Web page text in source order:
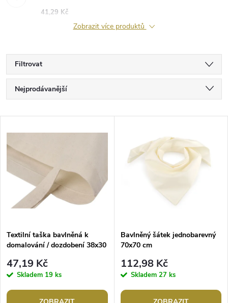
41,29 Kč
Zobrazit více produktů
Filtrovat
Ř
a
z
e
p
r
o
Nejprodávanější
Abecedně
V
ý
p
s
p
r
Textilní taška bavlněná k
domalování / dozdobení 38x30
47,19 Kč
Skladem 19 ks
Bavlněný šátek jednobarevný
70x70 cm
112,98 Kč
Skladem 27 ks